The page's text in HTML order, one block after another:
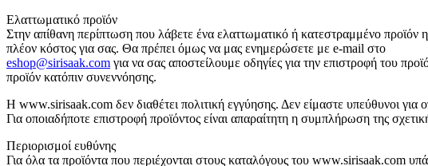
Ελαττωματικό προϊόν
Στην απίθανη περίπτωση που λάβετε ένα ελαττωματικό ή κατεστραμμένο προϊόν
πλέον κόστος για σας. Θα πρέπει όμως να μας ενημερώσετε με e-mail στο
eshop@sirisaak.com για να σας αποστείλουμε οδηγίες για την επιστροφή του
προϊόν κατόπιν συνεννόησης.
Η www.sirisaak.com δεν διαθέτει πολιτική εγγύησης. Δεν είμαστε υπεύθυνοι
Για οποιαδήποτε επιστροφή προϊόντος είναι απαραίτητη η συμπλήρωση της
Περιορισμοί ευθύνης
Για όλα τα προϊόντα που περιέχονται στους καταλόγους του www.sirisaak.com